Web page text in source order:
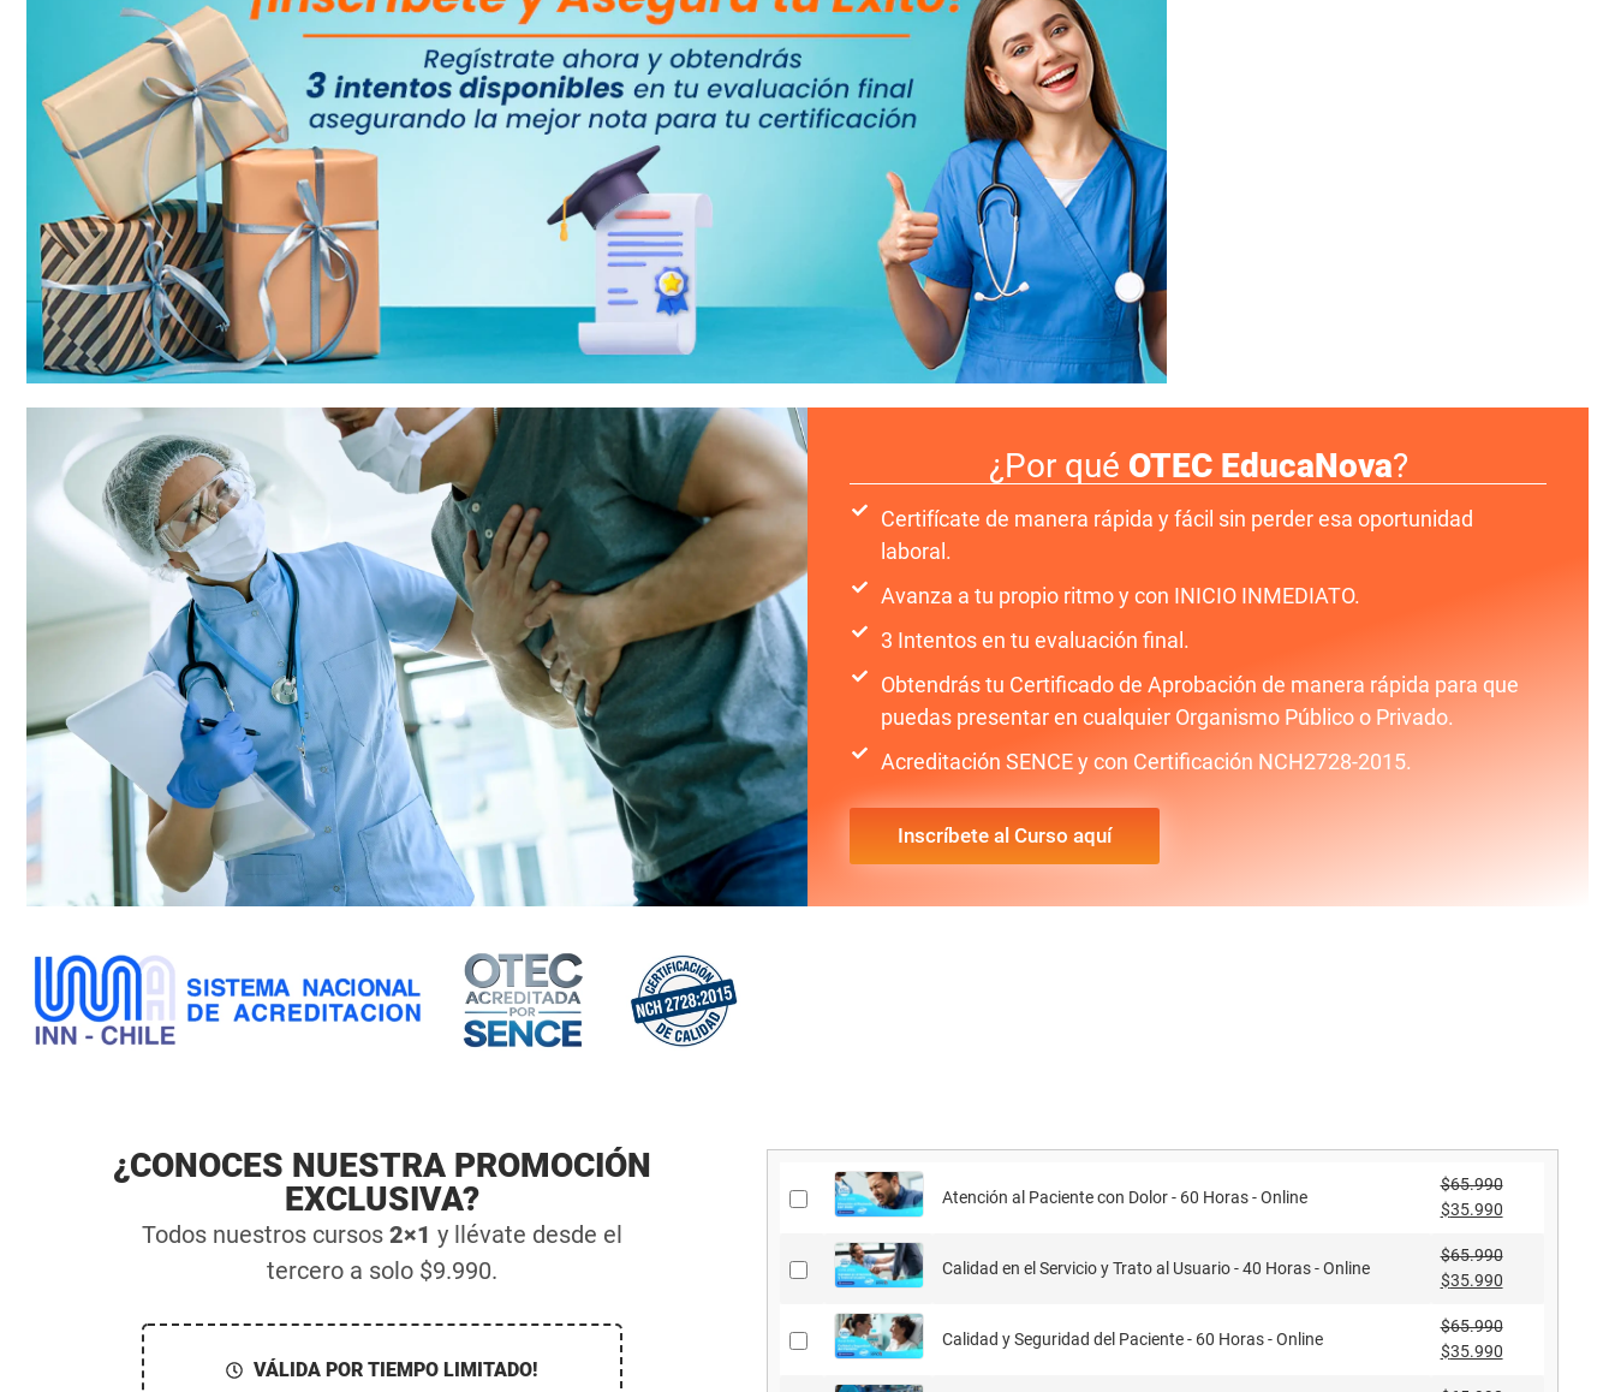
¿Por qué OTEC EducaNova?
Certifícate de manera rápida y fácil sin perder esa oportunidad
laboral.
Avanza a tu propio ritmo y con INICIO INMEDIATO.
3 Intentos en tu evaluación final.
Obtendrás tu Certificado de Aprobación de manera rápida para que
puedas presentar en cualquier Organismo Público o Privado.
Acreditación SENCE y con Certificación NCH2728-2015.
Inscríbete al Curso aquí
¿CONOCES NUESTRA PROMOCIÓN
EXCLUSIVA?
Todos nuestros cursos 2×1 y llévate desde el
tercero a solo $9.990.
VÁLIDA POR TIEMPO LIMITADO!
Atención al Paciente con Dolor - 60 Horas - Online
$65.990
$35.990
Calidad en el Servicio y Trato al Usuario - 40 Horas - Online
$65.990
$35.990
Calidad y Seguridad del Paciente - 60 Horas - Online
$65.990
$35.990